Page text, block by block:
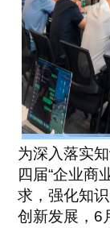
为深入落实
四届“企业商
求，强化知
创新发展，6